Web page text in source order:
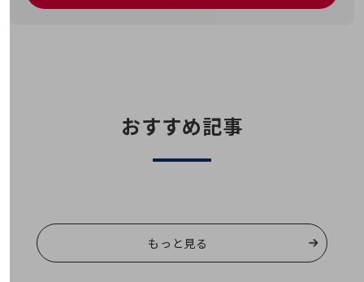
小売業
ドコモケータイ
おすすめ記事
もっと見る